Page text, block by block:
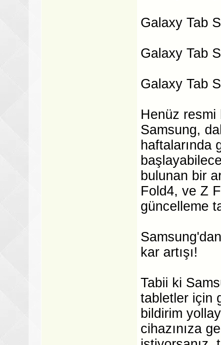
Galaxy Tab
Galaxy Tab
Galaxy Tab
Henüz resmi
Samsung,
haftalarında
bulunan bir
Fold4, ve Z
güncelleme
kar artışı!
Tabii ki
tabletler için
bildirim
cihazınıza